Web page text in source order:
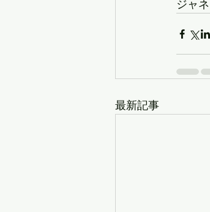
ジャ
最新記事